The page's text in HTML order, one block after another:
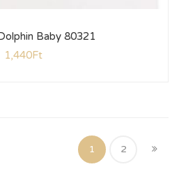
Baby 80321
1,440Ft
1 2